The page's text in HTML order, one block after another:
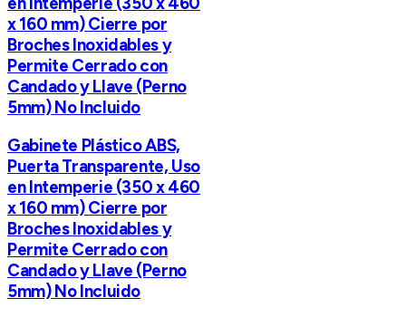
x 160 mm) Cierre por
Broches Inoxidables y
Permite Cerrado con
Candado y Llave (Perno
5mm) No Incluido
Gabinete Plástico ABS,
Puerta Transparente, Uso
en Intemperie (350 x 460
x 160 mm) Cierre por
Broches Inoxidables y
Permite Cerrado con
Candado y Llave (Perno
5mm) No Incluido